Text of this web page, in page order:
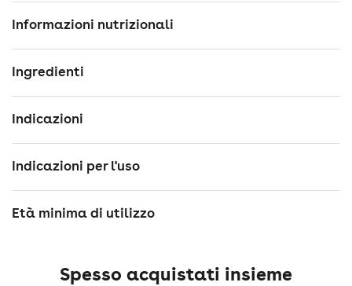
Informazioni nutrizionali
Ingredienti
Indicazioni
Indicazioni per l'uso
Età minima di utilizzo
Spesso acquistati insieme